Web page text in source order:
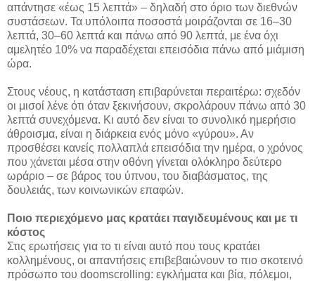
απάντησε «έως 15 λεπτά» – δηλαδή στο όριο των διεθνών
συστάσεων. Τα υπόλοιπα ποσοστά μοιράζονται σε 16–30
λεπτά, 30–60 λεπτά και πάνω από 90 λεπτά, με ένα όχι
αμελητέο 10% να παραδέχεται επεισόδια πάνω από μιάμιση
ώρα.
Στους νέους, η κατάσταση επιβαρύνεται περαιτέρω: σχεδόν
οι μισοί λένε ότι όταν ξεκινήσουν, σκρολάρουν πάνω από 30
λεπτά συνεχόμενα. Κι αυτό δεν είναι το συνολικό ημερήσιο
άθροισμα, είναι η διάρκεια ενός μόνο «γύρου». Αν
προσθέσει κανείς πολλαπλά επεισόδια την ημέρα, ο χρόνος
που χάνεται μέσα στην οθόνη γίνεται ολόκληρο δεύτερο
ωράριο – σε βάρος του ύπνου, του διαβάσματος, της
δουλειάς, των κοινωνικών επαφών.
Ποιο περιεχόμενο μας κρατάει παγιδευμένους και με τι
κόστος
Στις ερωτήσεις για το τι είναι αυτό που τους κρατάει
κολλημένους, οι απαντήσεις επιβεβαιώνουν το πιο σκοτεινό
πρόσωπο του doomscrolling: εγκλήματα και βία, πόλεμοι,